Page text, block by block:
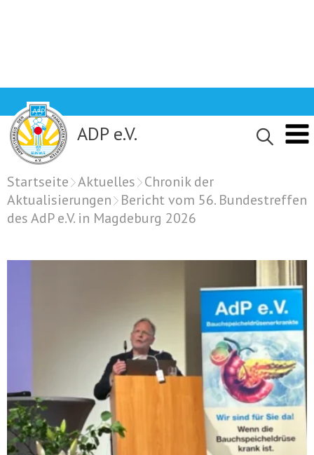
to
content
ADP e.V.
Startseite Aktuelles Chronik der
Aktualisierungen
Bericht vom 56. Bundestreffen
des AdP e.V. in Magdeburg 2026